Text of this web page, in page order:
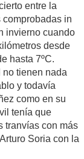
entre la
in
invierno cuando
desde
hasta 7ºC.
tienen nada
y todavía
como en su
tenía que
tranvías con más
Soria con la